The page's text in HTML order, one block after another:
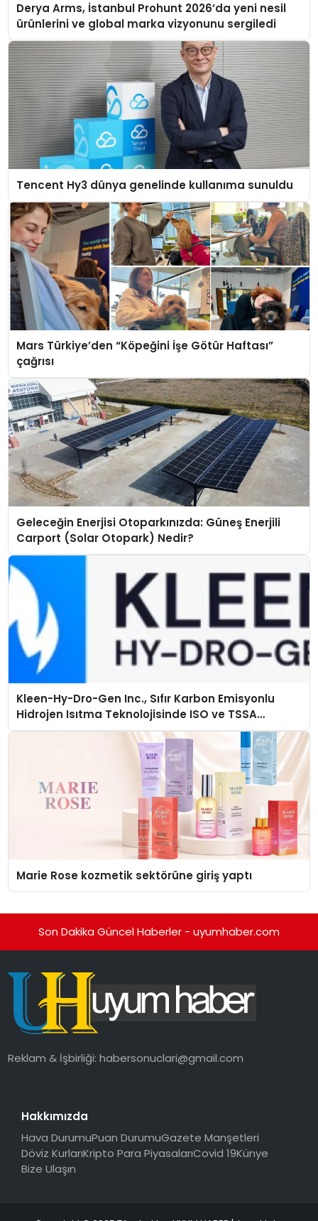
Derya Arms, İstanbul Prohunt 2026’da yeni nesil
ürünlerini ve global marka vizyonunu sergiledi
Tencent Hy3 dünya genelinde kullanıma sunuldu
Mars Türkiye’den “Köpeğini İşe Götür Haftası”
çağrısı
Geleceğin Enerjisi Otoparkınızda: Güneş Enerjili
Carport (Solar Otopark) Nedir?
Kleen-Hy-Dro-Gen Inc., Sıfır Karbon Emisyonlu
Hidrojen Isıtma Teknolojisinde ISO ve TSSA
Düzenleyici Onaylarını Aldı
Marie Rose kozmetik sektörüne giriş yaptı
Son Dakika Güncel Haberler - uyumhaber.com
Reklam & İşbirliği:habersonuclari@gmail.com
Hakkımızda
Hava DurumuPuan DurumuGazete Manşetleri
Döviz KurlarıKripto Para PiyasalarıCovid 19Künye
Bize Ulaşın